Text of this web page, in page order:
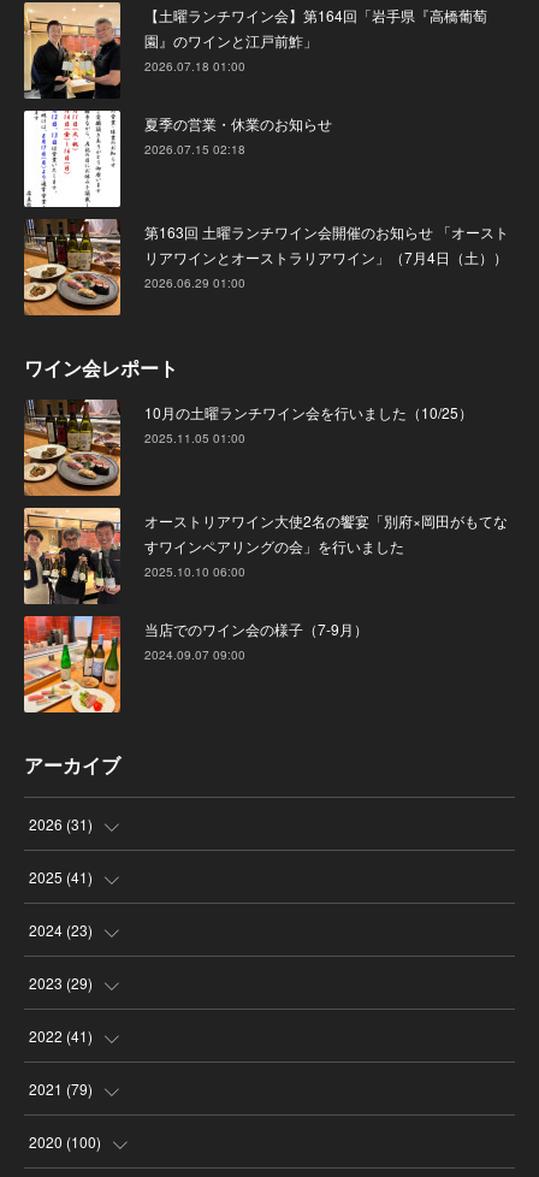
【土曜ランチワイン会】第164回「岩手県『高橋葡萄
園』のワインと江戸前鮓」
2026.07.18 01:00
夏季の営業・休業のお知らせ
2026.07.15 02:18
第163回 土曜ランチワイン会開催のお知らせ 「オースト
リアワインとオーストラリアワイン」（7月4日（土））
2026.06.29 01:00
ワイン会レポート
10月の土曜ランチワイン会を行いました（10/25）
2025.11.05 01:00
オーストリアワイン大使2名の饗宴「別府×岡田がもてな
すワインペアリングの会」を行いました
2025.10.10 06:00
当店でのワイン会の様子（7-9月）
2024.09.07 09:00
アーカイブ
2026 (31)
(4
(8
(4
(2
2025 (41)
(4
(9
(6
(1
2024 (23)
(3
(2
(1
(3)
2023 (29)
(3
(3
(3)
2022 (41)
(6
(3)
2021 (79)
(7)
2020 (100)